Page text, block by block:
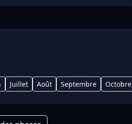
Juillet Août Septembre Octobre